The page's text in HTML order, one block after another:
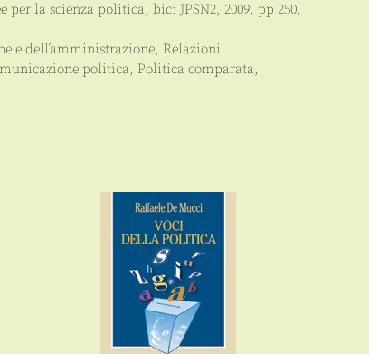
per la scienza politica, bic: JPSN2, 2009, pp 250,
e dell’amministrazione, Relazioni
politica, Politica comparata,